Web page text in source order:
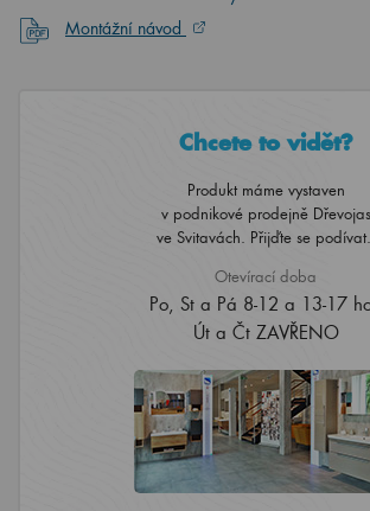
Montážní návod
Chcete to vidět?
Produkt máme vystaven
v podnikové prodejně Dřevojas
ve Svitavách. Přijďte se podívat..
Otevírací doba
Po, St a Pá 8-12 a 13-17
Út a Čt ZAVŘENO